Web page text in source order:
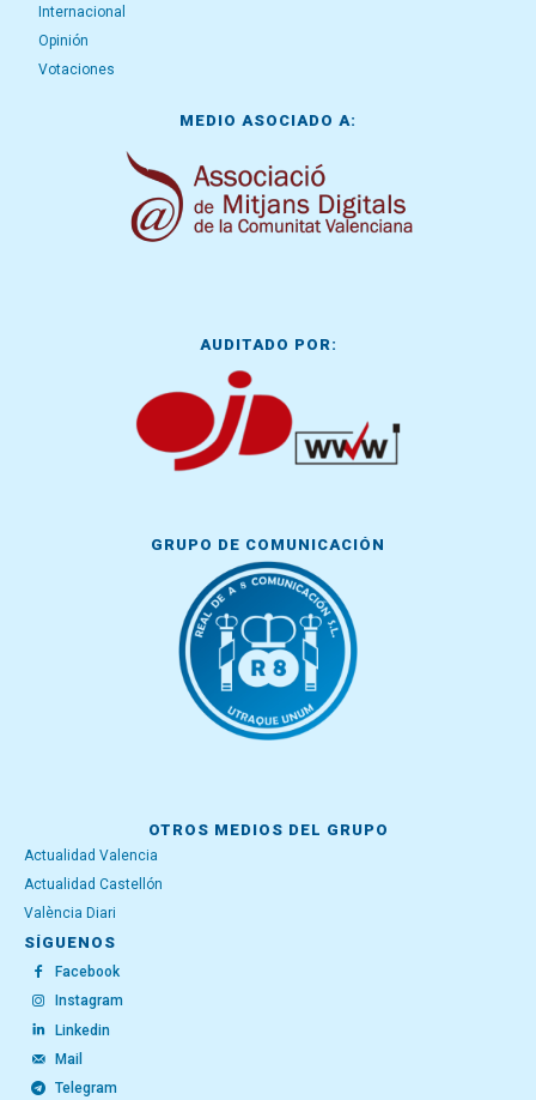
Internacional
Opinión
Votaciones
MEDIO ASOCIADO A:
AUDITADO POR:
GRUPO DE COMUNICACIÓN
OTROS MEDIOS DEL GRUPO
Actualidad Valencia
Actualidad Castellón
València Diari
SÍGUENOS
Facebook
Instagram
Linkedin
Mail
Telegram